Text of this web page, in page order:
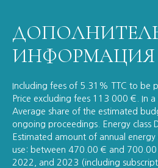
ИНФОРМАЦИЯ
Including fees of 5.31% TTC to be
Price excluding fees 113 000 €. In
Average share of the estimated
ongoing proceedings. Energy class
Estimated amount of annual
use: between 470.00 € and 700.00
2022, and 2023 (including